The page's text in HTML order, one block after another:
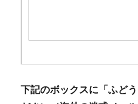
下記のボックスに「ふど